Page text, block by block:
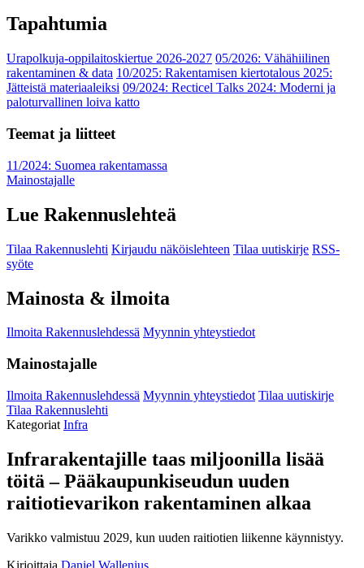
Tapahtumia
Urapolkuja-oppilaitoskiertue 2026-2027 05/2026: Vähähiilinen
rakentaminen & data 10/2025: Rakentamisen kiertotalous 2025:
Jätteistä materiaaleiksi 09/2024: Recticel Talks 2024: Moderni ja
paloturvallinen loiva katto
Teemat ja liitteet
11/2024: Suomea rakentamassa
Mainostajalle
Lue Rakennuslehteä
Tilaa Rakennuslehti Kirjaudu näköislehteen Tilaa uutiskirje RSS-
syöte
Mainosta & ilmoita
Ilmoita Rakennuslehdessä Myynnin yhteystiedot
Mainostajalle
Ilmoita Rakennuslehdessä Myynnin yhteystiedot Tilaa uutiskirje
Tilaa Rakennuslehti
Kategoriat Infra
Infrarakentajille taas miljoonilla lisää
töitä – Pääkaupunkiseudun uuden
raitiotievarikon rakentaminen alkaa
Varikko valmistuu 2029, kun uuden raitiotien liikenne käynnistyy.
Kirjoittaja Daniel Wallenius